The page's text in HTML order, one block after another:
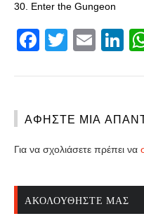
30. Enter the Gungeon
Facebook
Twitter
ΑΦΉΣΤΕ ΜΙΑ
Για να σχολιάσετε πρέπει να
ΑΚΟΛΟΥΘΉΣΤΕ ΜΑΣ